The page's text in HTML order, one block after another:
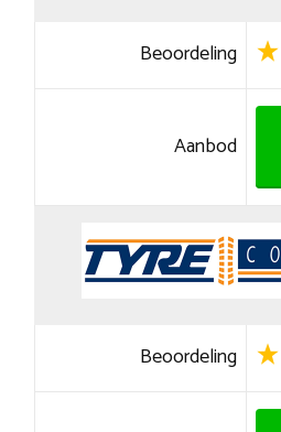
Beoordeling
Aanbod
Beoordeling